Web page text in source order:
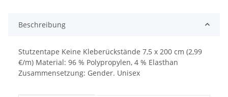
Beschreibung
Stutzentape Keine Kleberückstände 7,5 x 200 cm (2,99
€/m) Material: 96 % Polypropylen, 4 % Elasthan
Zusammensetzung: Gender. Unisex